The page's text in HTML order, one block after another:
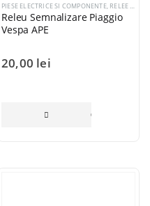
PIESE ELECTRICE SI COMPONENTE, RELEE SEMNALIZARE
Releu Semnalizare Piaggio
Vespa APE
20,00 lei
CITEȘTE MAI